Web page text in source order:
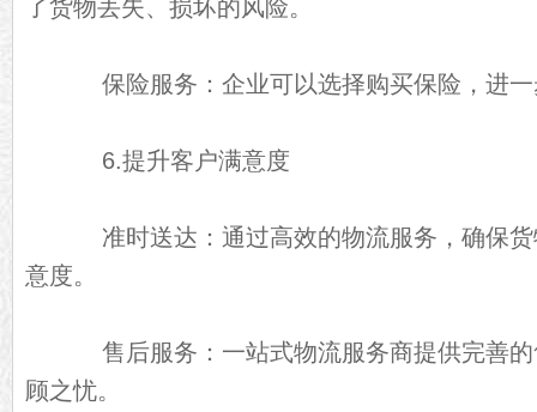
了货物丢失、损坏的风险。
保险服务：企业可以选择购买保险，进一
6.提升客户满意度
准时送达：通过高效的物流服务，确保货
意度。
售后服务：一站式物流服务商提供完善的
顾之忧。